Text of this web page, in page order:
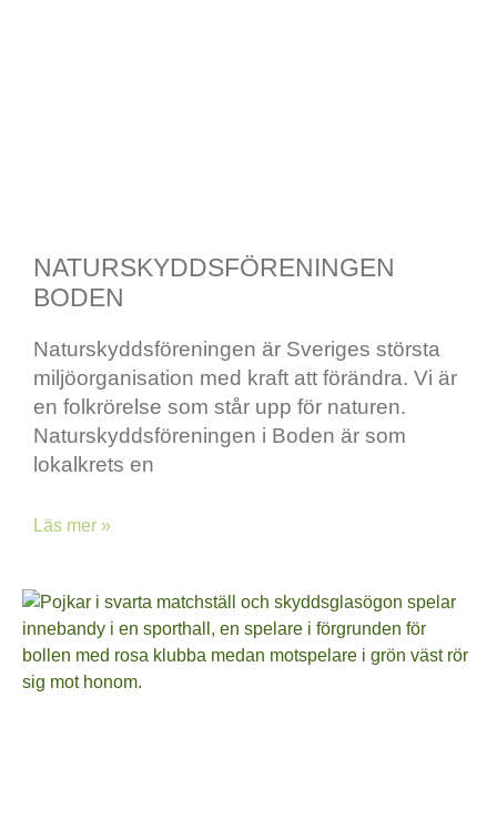
NATURSKYDDSFÖRENINGEN
BODEN
Naturskyddsföreningen är Sveriges största
miljöorganisation med kraft att förändra. Vi är
en folkrörelse som står upp för naturen.
Naturskyddsföreningen i Boden är som
lokalkrets en
Läs mer »